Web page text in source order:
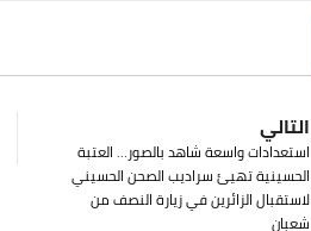
التالي
استعدادات واسعة شاهد بالصور… العتبة
الحسينية تهيئ سراديب الصحن الحسيني
لاستقبال الزائرين في زيارة النصف من
شعبان